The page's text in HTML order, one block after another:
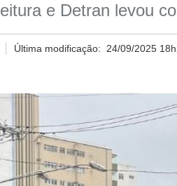
e Detran levou
Última modificação: 24/09/2025